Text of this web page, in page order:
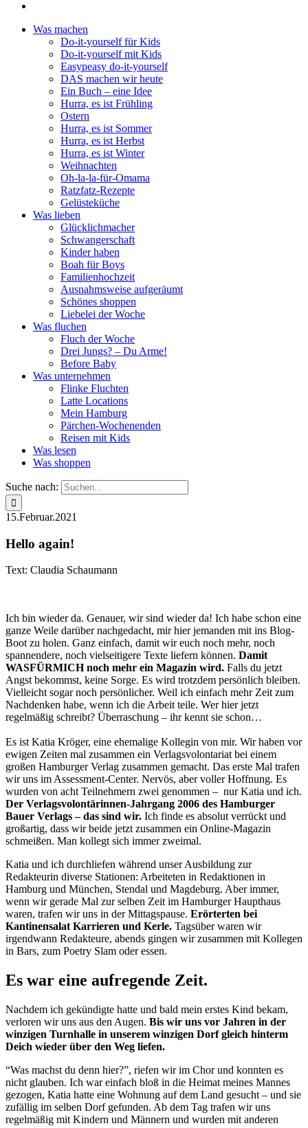
Was machen
Do-it-yourself für Kids
Do-it-yourself mit Kids
Easypeasy do-it-yourself
DAS machen wir heute
Ein Buch – eine Idee
Hurra, es ist Frühling
Ostern
Hurra, es ist Sommer
Hurra, es ist Herbst
Hurra, es ist Winter
Weihnachten
Oh-la-la-für-Omama
Ratzfatz-Rezepte
Gelüsteküche
Was lieben
Glücklichmacher
Schwangerschaft
Kinder haben
Boah für Boys
Familienhochzeit
Ausnahmsweise aufgeräumt
Schönes shoppen
Liebelei der Woche
Was fluchen
Fluch der Woche
Drei Jungs? – Du Arme!
Before Baby
Was unternehmen
Flinke Fluchten
Latte Locations
Mein Hamburg
Pärchen-Wochenenden
Reisen mit Kids
Was lesen
Was shoppen
Suche nach:
15.Februar.2021
Hello again!
Text: Claudia Schaumann
Ich bin wieder da. Genauer, wir sind wieder da! Ich habe schon eine
ganze Weile darüber nachgedacht, mir hier jemanden mit ins Blog-
Boot zu holen. Ganz einfach, damit wir euch noch mehr, noch
spannendere, noch vielseitigere Texte liefern können. Damit
WASFÜRMICH noch mehr ein Magazin wird. Falls du jetzt
Angst bekommst, keine Sorge. Es wird trotzdem persönlich bleiben.
Vielleicht sogar noch persönlicher. Weil ich einfach mehr Zeit zum
Nachdenken habe, wenn ich die Arbeit teile. Wer hier jetzt
regelmäßig schreibt? Überraschung – ihr kennt sie schon…
Es ist Katia Kröger, eine ehemalige Kollegin von mir. Wir haben vor
ewigen Zeiten mal zusammen ein Verlagsvolontariat bei einem
großen Hamburger Verlag zusammen gemacht. Das erste Mal trafen
wir uns im Assessment-Center. Nervös, aber voller Hoffnung. Es
wurden von acht Teilnehmern zwei genommen – nur Katia und ich.
Der Verlagsvolontärinnen-Jahrgang 2006 des Hamburger
Bauer Verlags – das sind wir. Ich finde es absolut verrückt und
großartig, dass wir beide jetzt zusammen ein Online-Magazin
schmeißen. Man kollegt sich immer zweimal.
Katia und ich durchliefen während unser Ausbildung zur
Redakteurin diverse Stationen: Arbeiteten in Redaktionen in
Hamburg und München, Stendal und Magdeburg. Aber immer,
wenn wir gerade Mal zur selben Zeit im Hamburger Haupthaus
waren, trafen wir uns in der Mittagspause. Erörterten bei
Kantinensalat Karrieren und Kerle. Tagsüber waren wir
irgendwann Redakteure, abends gingen wir zusammen mit Kollegen
in Bars, zum Poetry Slam oder essen.
Es war eine aufregende Zeit.
Nachdem ich gekündigte hatte und bald mein erstes Kind bekam,
verloren wir uns aus den Augen. Bis wir uns vor Jahren in der
winzigen Turnhalle in unserem winzigen Dorf gleich hinterm
Deich wieder über den Weg liefen.
“Was machst du denn hier?”, riefen wir im Chor und konnten es
nicht glauben. Ich war einfach bloß in die Heimat meines Mannes
gezogen, Katia hatte eine Wohnung auf dem Land gesucht – und sie
zufällig im selben Dorf gefunden. Ab dem Tag trafen wir uns
regelmäßig mit Kindern und Männern und wurden mit anderen